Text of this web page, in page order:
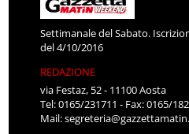
Settimanale del Sabato.
del 4/10/2016
REDAZIONE
via Festaz, 52 - 11100 Aosta
Tel: 0165/231711 - Fax: 0165/
Mail: